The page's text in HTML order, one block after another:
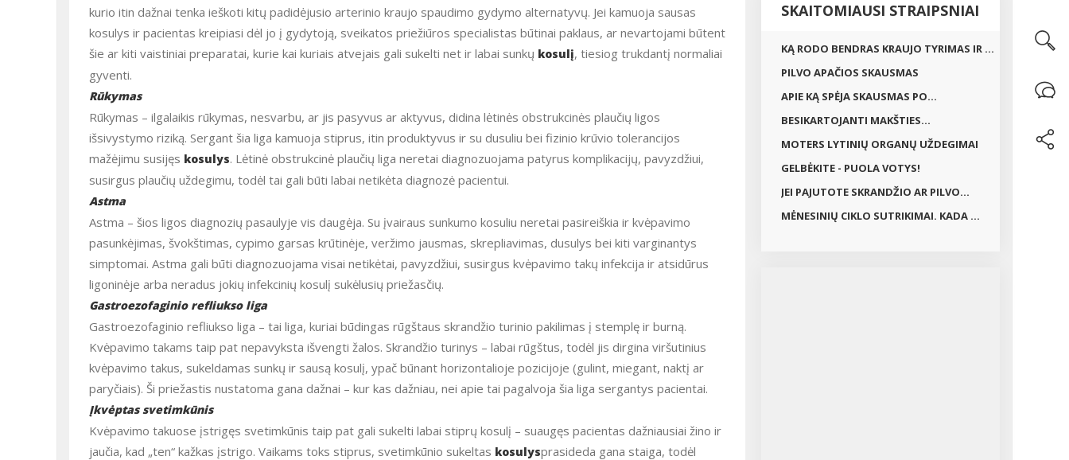
kurio itin dažnai tenka ieškoti kitų padidėjusio arterinio kraujo spaudimo gydymo alternatyvų. Jei kamuoja sausas
kosulys ir pacientas kreipiasi dėl jo į gydytoją, sveikatos priežiūros specialistas būtinai paklaus, ar nevartojami būtent
šie ar kiti vaistiniai preparatai, kurie kai kuriais atvejais gali sukelti net ir labai sunkų kosulį, tiesiog trukdantį normaliai
gyventi.
Rūkymas
Rūkymas – ilgalaikis rūkymas, nesvarbu, ar jis pasyvus ar aktyvus, didina lėtinės obstrukcinės plaučių ligos
išsivystymo riziką. Sergant šia liga kamuoja stiprus, itin produktyvus ir su dusuliu bei fizinio krūvio tolerancijos
mažėjimu susijęs kosulys. Lėtinė obstrukcinė plaučių liga neretai diagnozuojama patyrus komplikacijų, pavyzdžiui,
susirgus plaučių uždegimu, todėl tai gali būti labai netikėta diagnozė pacientui.
Astma
Astma – šios ligos diagnozių pasaulyje vis daugėja. Su įvairaus sunkumo kosuliu neretai pasireiškia ir kvėpavimo
pasunkėjimas, švokštimas, cypimo garsas krūtinėje, veržimo jausmas, skrepliavimas, dusulys bei kiti varginantys
simptomai. Astma gali būti diagnozuojama visai netikėtai, pavyzdžiui, susirgus kvėpavimo takų infekcija ir atsidūrus
ligoninėje arba neradus jokių infekcinių kosulį sukėlusių priežasčių.
Gastroezofaginio refliukso liga
Gastroezofaginio refliukso liga – tai liga, kuriai būdingas rūgštaus skrandžio turinio pakilimas į stemplę ir burną.
Kvėpavimo takams taip pat nepavyksta išvengti žalos. Skrandžio turinys – labai rūgštus, todėl jis dirgina viršutinius
kvėpavimo takus, sukeldamas sunkų ir sausą kosulį, ypač būnant horizontalioje pozicijoje (gulint, miegant, naktį ar
paryčiais). Ši priežastis nustatoma gana dažnai – kur kas dažniau, nei apie tai pagalvoja šia liga sergantys pacientai.
Įkvėptas svetimkūnis
Kvėpavimo takuose įstrigęs svetimkūnis taip pat gali sukelti labai stiprų kosulį – suaugęs pacientas dažniausiai žino ir
jaučia, kad „ten“ kažkas įstrigo. Vaikams toks stiprus, svetimkūnio sukeltas kosulysprasideda gana staiga, todėl
SKAITOMIAUSI STRAIPSNIAI
KĄ RODO BENDRAS KRAUJO TYRIMAS IR ...
PILVO APAČIOS SKAUSMAS
APIE KĄ SPĖJA SKAUSMAS PO...
BESIKARTOJANTI MAKŠTIES...
MOTERS LYTINIŲ ORGANŲ UŽDEGIMAI
GELBĖKITE - PUOLA VOTYS!
JEI PAJUTOTE SKRANDŽIO AR PILVO...
MĖNESINIŲ CIKLO SUTRIKIMAI. KADA ...